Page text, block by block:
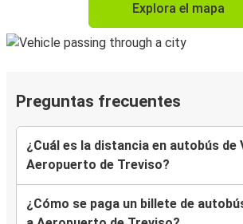
Explora el mapa
Preguntas frecuentes
¿Cuál es la distancia en autobús de
Aeropuerto de Treviso?
¿Cómo se paga un billete de